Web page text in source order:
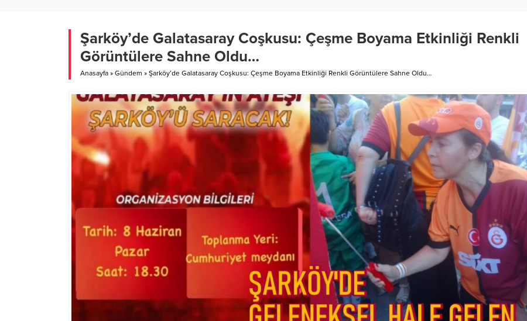
Şarköy’de Galatasaray Coşkusu: Çeşme Boyama Etkinliği Renkli
Görüntülere Sahne Oldu…
Anasayfa » Gündem » Şarköy’de Galatasaray Coşkusu: Çeşme Boyama Etkinliği Renkli Görüntülere Sahne Oldu…